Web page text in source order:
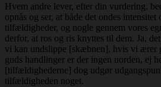
Hvem andre lever, efter din vurdering,
opnås og ser, at både det ondes
tilfældigheder, og nogle gennem vores
derfor, at ros og ris knyttes til dem. Ja,
vi kan undslippe [skæbnen], hvis vi ærer
guds handlinger er der ingen uorden, ej
[tilfældighederne] dog udgør
tilfældigheden noget.